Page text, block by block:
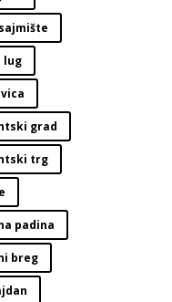
lug
grad
trg
padina
breg